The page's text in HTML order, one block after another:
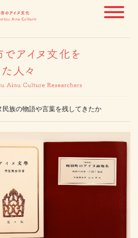
民族の物語や言葉を残してきたか